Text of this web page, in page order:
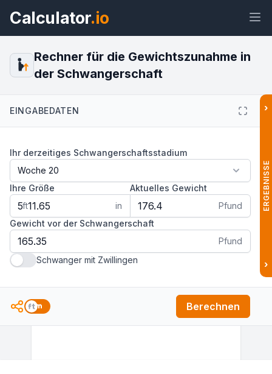
Calculator.io
Vorschau Rechner für die
Gewichtszunahme in der
Schwangerschaft Widget
Rechner für die Gewichtszunahme in
der Schwangerschaft
EINGABEDATEN
Ihr derzeitiges Schwangerschaftsstadium
Ihre Größe
ft
in
Aktuelles Gewicht
Pfund
Gewicht vor der Schwangerschaft
Pfund
Schwanger mit Zwillingen
Berechnen
›
ERGEBNISSE
›